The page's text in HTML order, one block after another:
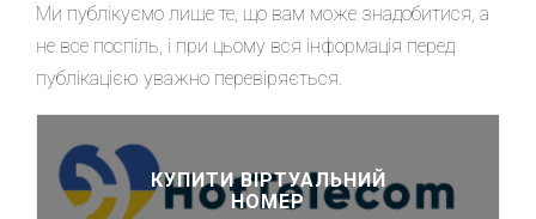
Ми публікуємо лише те, що вам може знадобитися, а
не все поспіль, і при цьому вся інформація перед
публікацією уважно перевіряється.
КУПИТИ ВІРТУАЛЬНИЙ
НОМЕР